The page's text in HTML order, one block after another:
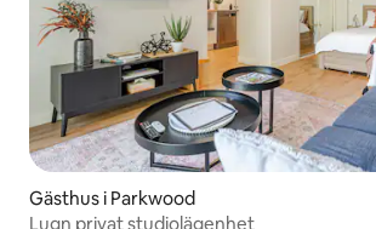
Gästhus i Parkwood
Lugn privat studiolägenhet